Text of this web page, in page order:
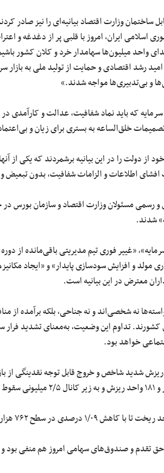
وزارت اقتصاد بیانیه‌ای را نیز صادر
اسلامی ایران، امروز با قلبی پر از دغدغه و
واحد میلیون‌ها سهامدار خرد و کلان کشور
رشد اقتصادی و حمایت از تولید ملی به بازار
و بی‌تدبیری‌ها مواجه شدند.»
که باید نماد شفافیت، عدالت و کارآمدی در
تصمیمات خلق‌الساعه به بستری برای زیان و
مشخص خود از دولت را در این بیانیه برشمردند که یکی
افشای اطلاعات و الزامات شفافیت، بدون تبعیض
و رسمی مسئولان وزارت اقتصاد و سازمان بورس
شدند.
«غییر فوری تیم مدیریتی باقی‌مانده از
مولد و افزایش سودسازی پایدار» و «ایجاد
معترض در این بیانیه است.
نه شخصی‌اند و نه جناحی، بلکه برآمده
کشورند. تداوم این وضعیت، به‌معنای تشدید
خواهد بود.
شدید شاخص و خروج قابل توجه نقدینگی از